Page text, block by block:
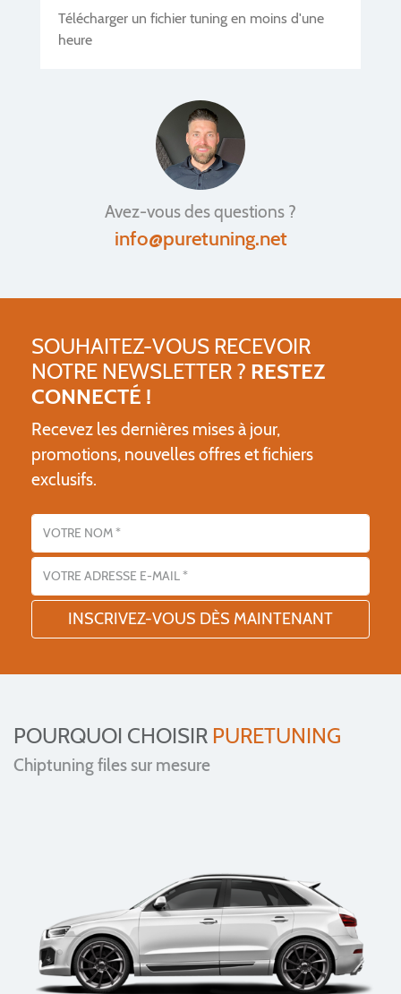
Télécharger un fichier tuning en moins d'une
heure
Avez-vous des questions ?
info@puretuning.net
SOUHAITEZ-VOUS RECEVOIR
NOTRE NEWSLETTER ? RESTEZ
CONNECTÉ !
Recevez les dernières mises à jour,
promotions, nouvelles offres et fichiers
exclusifs.
Nom
Adresse email
POURQUOI CHOISIR PURETUNING
Chiptuning files sur mesure